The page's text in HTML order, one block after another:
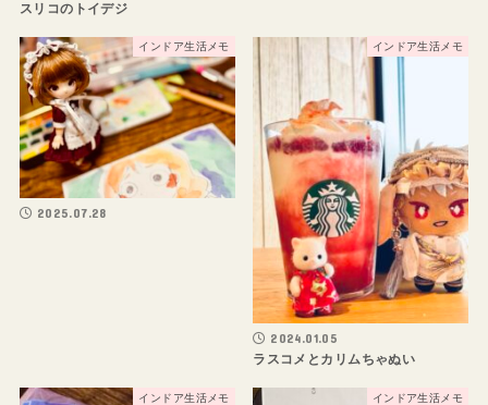
スリコのトイデジ
インドア生活メモ
2025.07.28
インドア生活メモ
2024.01.05
ラスコメとカリムちゃぬい
インドア生活メモ インドア生活メモ